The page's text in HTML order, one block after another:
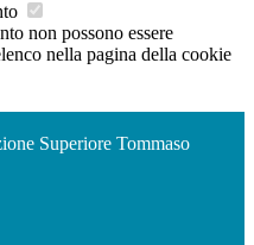
non possono essere
nella pagina della cookie
Superiore Tommaso